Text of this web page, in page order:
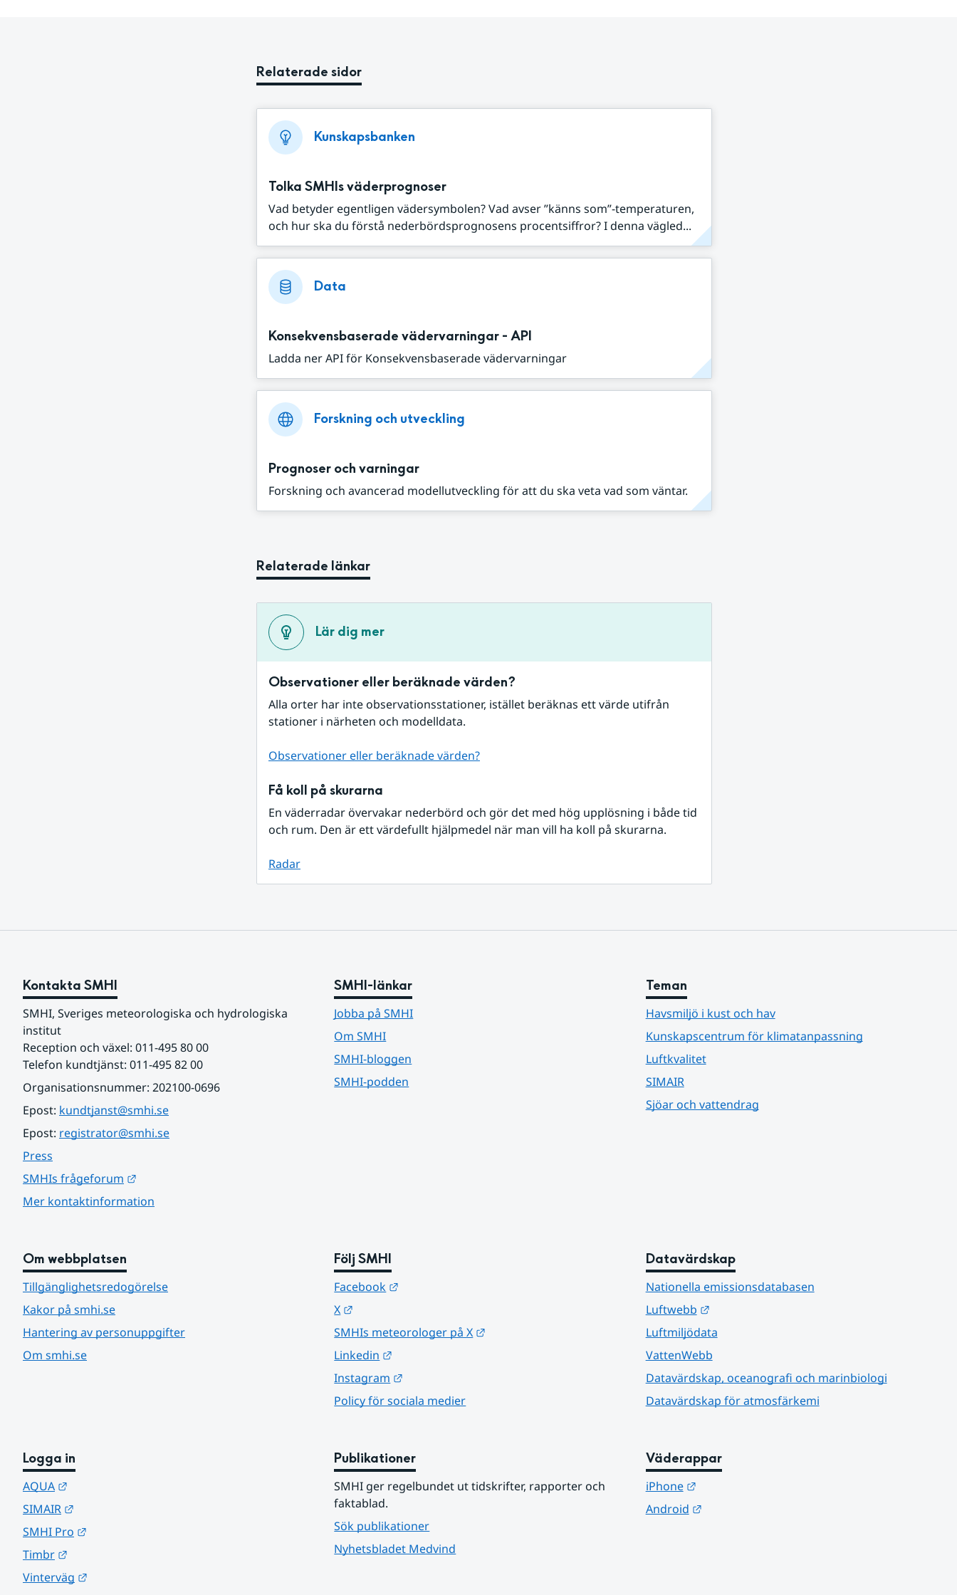
Relaterade sidor
Kunskapsbanken
Tolka SMHIs väderprognoser
Vad betyder egentligen vädersymbolen? Vad avser ”känns som”-temperaturen,
och hur ska du förstå nederbördsprognosens procentsiffror? I denna vägled...
Data
Konsekvensbaserade vädervarningar - API
Ladda ner API för Konsekvensbaserade vädervarningar
Forskning och utveckling
Prognoser och varningar
Forskning och avancerad modellutveckling för att du ska veta vad som väntar.
Relaterade länkar
Lär dig mer
Observationer eller beräknade värden?
Alla orter har inte observationsstationer, istället beräknas ett värde utifrån
stationer i närheten och modelldata.
Observationer eller beräknade värden?
Få koll på skurarna
En väderradar övervakar nederbörd och gör det med hög upplösning i både tid
och rum. Den är ett värdefullt hjälpmedel när man vill ha koll på skurarna.
Radar
Kontakta SMHI
SMHI, Sveriges meteorologiska och hydrologiska
institut
Reception och växel: 011-495 80 00
Telefon kundtjänst: 011-495 82 00
Organisationsnummer: 202100-0696
Epost: kundtjanst@smhi.se
Epost: registrator@smhi.se
Press
SMHIs frågeforum
Mer kontaktinformation
SMHI-länkar
Jobba på SMHI
Om SMHI
SMHI-bloggen
SMHI-podden
Teman
Havsmiljö i kust och hav
Kunskapscentrum för klimatanpassning
Luftkvalitet
SIMAIR
Sjöar och vattendrag
Om webbplatsen
Tillgänglighetsredogörelse
Kakor på smhi.se
Hantering av personuppgifter
Om smhi.se
Följ SMHI
Facebook
X
SMHIs meteorologer på X
Linkedin
Instagram
Policy för sociala medier
Datavärdskap
Nationella emissionsdatabasen
Luftwebb
Länk till annan webbplats.
Luftmiljödata
VattenWebb
Datavärdskap, oceanografi och marinbiologi
Datavärdskap för atmosfärkemi
Logga in
AQUA
SIMAIR
SMHI Pro
Timbr
Vinterväg
Publikationer
SMHI ger regelbundet ut tidskrifter, rapporter och
faktablad.
Sök publikationer
Nyhetsbladet Medvind
Väderappar
iPhone
Länk till annan webbplats.
Android
Länk till annan webbplats.